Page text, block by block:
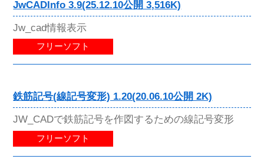
JwCADInfo 3.9(25.12.10公開 3,516K)
Jw_cad情報表示
フリーソフト
鉄筋記号(線記号変形) 1.20(20.06.10公開 2K)
JW_CADで鉄筋記号を作図するための線記号変形
フリーソフト